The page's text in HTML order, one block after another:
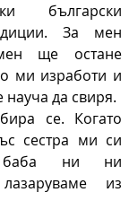
български
За мен
ще остане
ми изработи и
науча да свиря.
се. Когато
сестра ми си
баба ни ни
из